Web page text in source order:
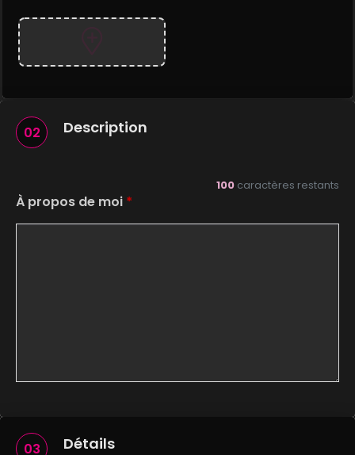
02 Description
100 caractères restants
À propos de moi *
03 Détails